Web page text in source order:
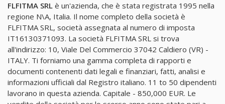
FLFITMA SRL è un'azienda, che è stata registrata 1995 nella
regione N\A, Italia. Il nome completo della società è
FLFITMA SRL, società assegnata al numero di imposta
IT16130371093. La società FLFITMA SRL si trova
all'indirizzo: 10, Viale Del Commercio 37042 Caldiero (VR) -
ITALY. Ti forniamo una gamma completa di rapporti e
documenti contenenti dati legali e finanziari, fatti, analisi e
informazioni ufficiali dal Registro italiano. 11 to 50 dipendenti
lavorano in questa azienda. Capitale - 850,000 EUR. Le